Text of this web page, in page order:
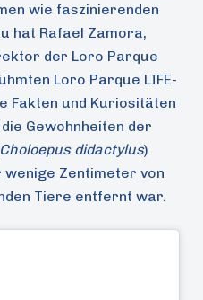
wie faszinierenden
hat Rafael Zamora,
der Loro Parque
Loro Parque LIFE-
Fakten und Kuriositäten
Gewohnheiten der
Choloepus didactylus)
Zentimeter von
Tiere entfernt war.